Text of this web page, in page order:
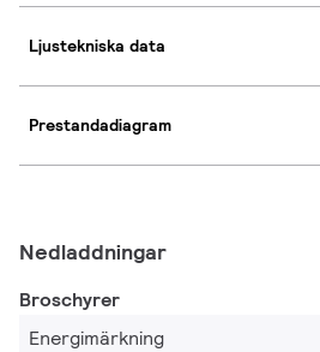
Ljustekniska data
Prestandadiagram
Nedladdningar
Broschyrer
Energimärkning